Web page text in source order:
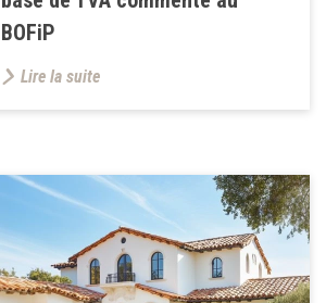
BOFiP
Lire la suite